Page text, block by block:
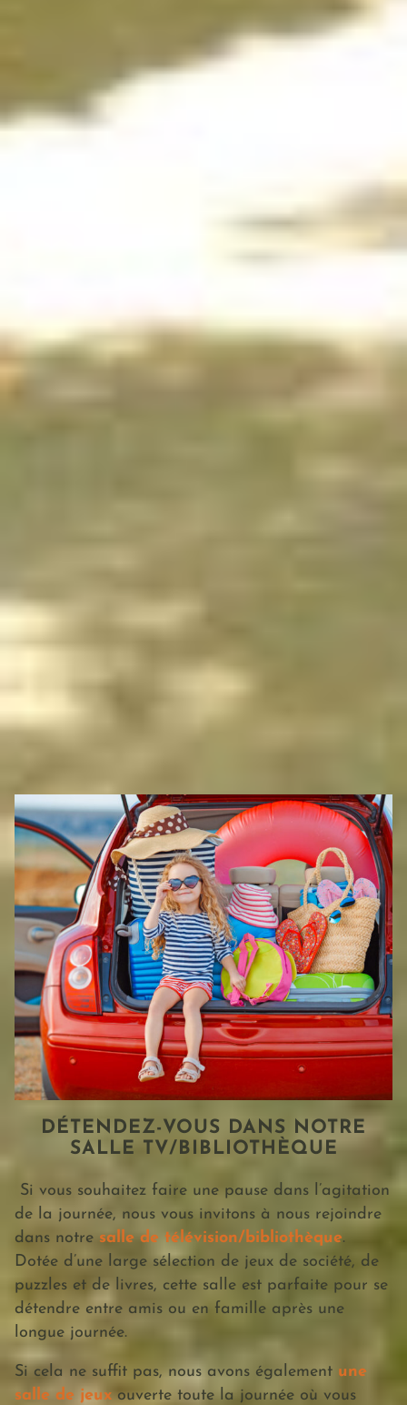
Pour vos soirées grillades en soirées d’été, nous
vous proposons un
réception du camping.
DÉTENDEZ-VOUS DANS NOTRE
SALLE TV/BIBLIOTHÈQUE
Si vous souhaitez faire une pause dans l’agitation
de la journée, nous vous invitons à nous rejoindre
dans notre salle de télévision/bibliothèque.
Dotée d’une large sélection de jeux de société, de
puzzles et de livres, cette salle est parfaite pour se
détendre entre amis ou en famille après une
longue journée.
Si cela ne suffit pas, nous avons également une
salle de jeux ouverte toute la journée où vous